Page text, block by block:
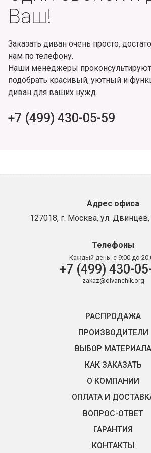
Ваш!
Заказать диван очень просто,
нам по телефону.
Наши менеджеры
подобрать красивый, уютный и
диван для ваших нужд.
+7 (499) 430-05-59
Адрес офиса
127018, г. Москва, ул. Двинцев,
Телефоны
Каждый день: с 9:00 до
+7 (499) 430-
zakaz@divanchik.org
РАСПРОДАЖА
ПРОИЗВОДИТЕЛИ
ВЫБОР МАТЕРИАЛА
КАК ЗАКАЗАТЬ
О КОМПАНИИ
ОПЛАТА И
ВОПРОС-ОТВЕТ
ГАРАНТИЯ
КОНТАКТЫ